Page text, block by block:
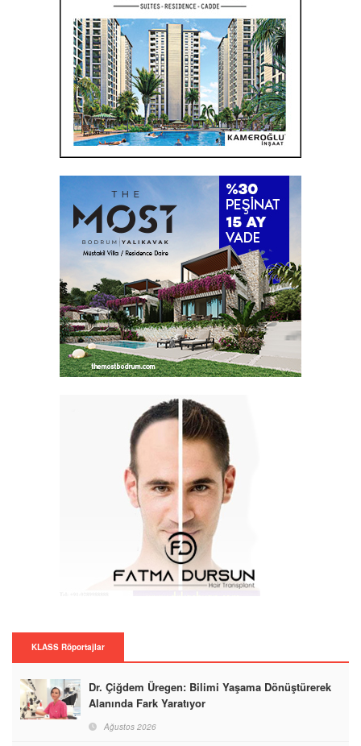
KLASS Röportajlar
Dr. Çiğdem Üregen: Bilimi Yaşama Dönüştürerek
Alanında Fark Yaratıyor
Ağustos 2026